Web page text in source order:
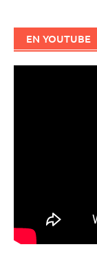
EN YOUTUBE